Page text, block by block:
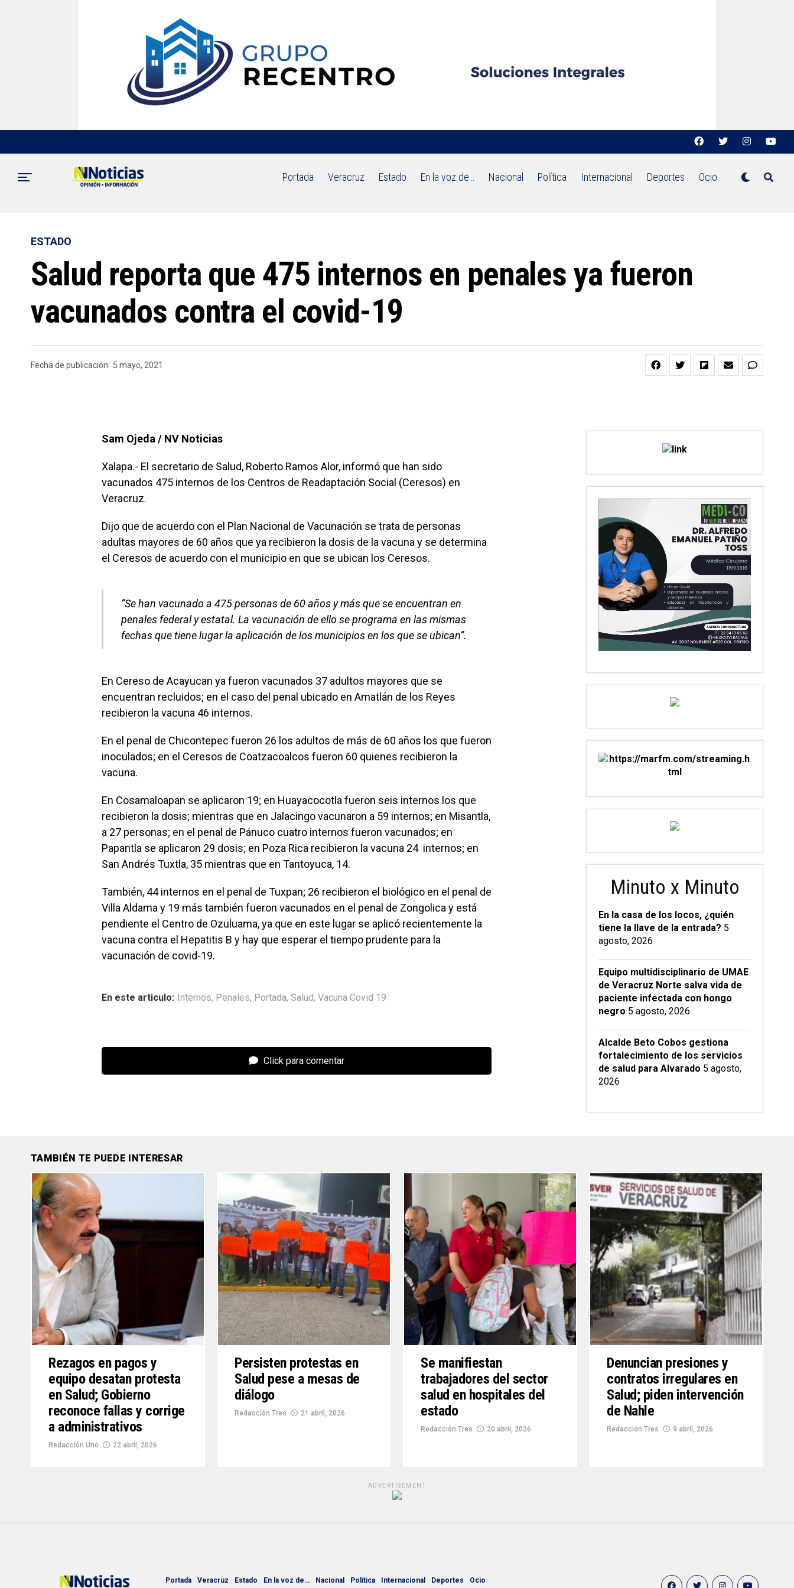
Portada Veracruz Estado En la voz de… Nacional Política Internacional Deportes Ocio
ESTADO
Salud reporta que 475 internos en penales ya fueron
vacunados contra el covid-19
Fecha de publicación: 5 mayo, 2021
Sam Ojeda / NV Noticias
Xalapa.- El secretario de Salud, Roberto Ramos Alor, informó que han sido
vacunados 475 internos de los Centros de Readaptación Social (Ceresos) en
Veracruz.
Dijo que de acuerdo con el Plan Nacional de Vacunación se trata de personas
adultas mayores de 60 años que ya recibieron la dosis de la vacuna y se determina
el Ceresos de acuerdo con el municipio en que se ubican los Ceresos.
“Se han vacunado a 475 personas de 60 años y más que se encuentran en
penales federal y estatal. La vacunación de ello se programa en las mismas
fechas que tiene lugar la aplicación de los municipios en los que se ubican”.
En Cereso de Acayucan ya fueron vacunados 37 adultos mayores que se
encuentran recluidos; en el caso del penal ubicado en Amatlán de los Reyes
recibieron la vacuna 46 internos.
En el penal de Chicontepec fueron 26 los adultos de más de 60 años los que fueron
inoculados; en el Ceresos de Coatzacoalcos fueron 60 quienes recibieron la
vacuna.
En Cosamaloapan se aplicaron 19; en Huayacocotla fueron seis internos los que
recibieron la dosis; mientras que en Jalacingo vacunaron a 59 internos; en Misantla,
a 27 personas; en el penal de Pánuco cuatro internos fueron vacunados; en
Papantla se aplicaron 29 dosis; en Poza Rica recibieron la vacuna 24 internos; en
San Andrés Tuxtla, 35 mientras que en Tantoyuca, 14.
También, 44 internos en el penal de Tuxpan; 26 recibieron el biológico en el penal de
Villa Aldama y 19 más también fueron vacunados en el penal de Zongolica y está
pendiente el Centro de Ozuluama, ya que en este lugar se aplicó recientemente la
vacuna contra el Hepatitis B y hay que esperar el tiempo prudente para la
vacunación de covid-19.
En este articulo: Internos, Penales, Portada, Salud, Vacuna Covid 19
Click para comentar
Minuto x Minuto
En la casa de los locos, ¿quién
tiene la llave de la entrada? 5
agosto, 2026
Equipo multidisciplinario de UMAE
de Veracruz Norte salva vida de
paciente infectada con hongo
negro 5 agosto, 2026
Alcalde Beto Cobos gestiona
fortalecimiento de los servicios
de salud para Alvarado 5 agosto,
2026
TAMBIÉN TE PUEDE INTERESAR
Rezagos en pagos y
equipo desatan protesta
en Salud; Gobierno
reconoce fallas y corrige
a administrativos
Redacción Uno 22 abril, 2026
Persisten protestas en
Salud pese a mesas de
diálogo
Redacción Tres 21 abril, 2026
Se manifiestan
trabajadores del sector
salud en hospitales del
estado
Redacción Tres 20 abril, 2026
Denuncian presiones y
contratos irregulares en
Salud; piden intervención
de Nahle
Redacción Tres 9 abril, 2026
ADVERTISEMENT
Portada Veracruz Estado En la voz de… Nacional Política Internacional Deportes
Ocio